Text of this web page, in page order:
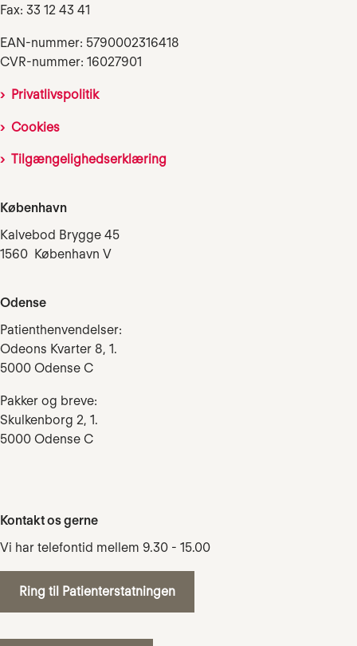
Fax: 33 12 43 41
EAN-nummer: 5790002316418
CVR-nummer: 16027901
Privatlivspolitik
Cookies
Tilgængelighedserklæring
København
Kalvebod Brygge 45
1560 København V
Odense
Patienthenvendelser:
Odeons Kvarter 8, 1.
5000 Odense C
Pakker og breve:
Skulkenborg 2, 1.
5000 Odense C
Kontakt os gerne
Vi har telefontid mellem 9.30 - 15.00
Ring til Patienterstatningen